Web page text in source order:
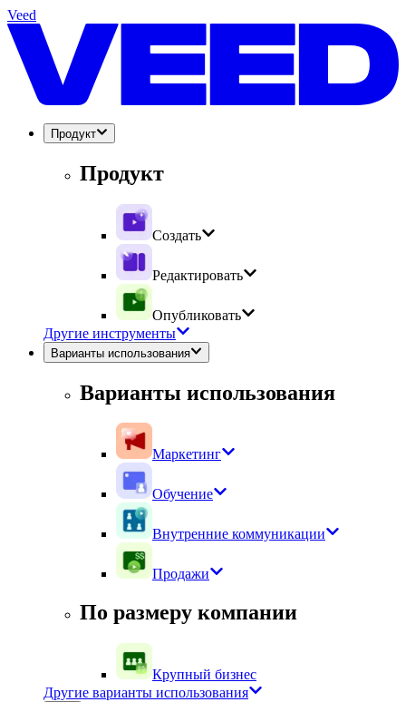
Veed
Продукт
Продукт
Создать
Редактировать
Опубликовать
Другие инструменты
Варианты использования
Варианты использования
Маркетинг
Обучение
Внутренние коммуникации
Продажи
По размеру компании
Крупный бизнес
Другие варианты использования